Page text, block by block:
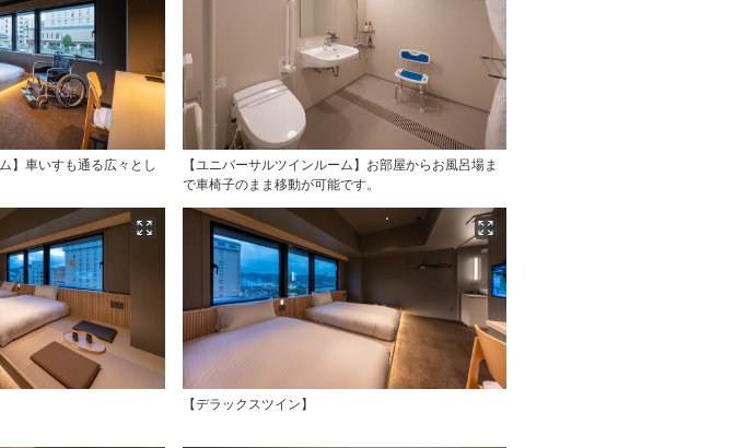
】車いすも通る広々とし
【ユニバーサルツインルーム】お部屋からお風呂場ま
で車椅子のまま移動が可能です。
【デラックスツイン】